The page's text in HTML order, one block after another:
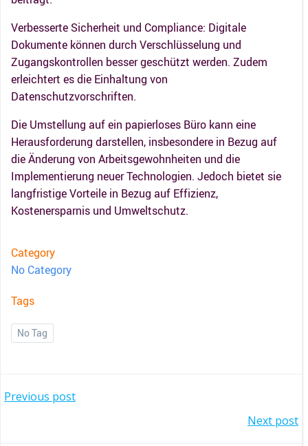
Verbesserte Sicherheit und Compliance: Digitale
Dokumente können durch Verschlüsselung und
Zugangskontrollen besser geschützt werden. Zudem
erleichtert es die Einhaltung von
Datenschutzvorschriften.
Die Umstellung auf ein papierloses Büro kann eine
Herausforderung darstellen, insbesondere in Bezug auf
die Änderung von Arbeitsgewohnheiten und die
Implementierung neuer Technologien. Jedoch bietet sie
langfristige Vorteile in Bezug auf Effizienz,
Kostenersparnis und Umweltschutz.
Category
No Category
Tags
No Tag
BEITRAGSNAVIGATION
Previous post
BEITRAGSNAVIGATION
Next post